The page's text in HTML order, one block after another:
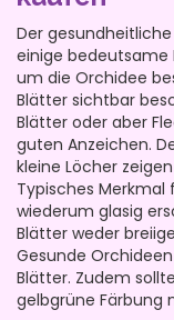
Der
einige bedeutsame
um die Orchidee
Blätter sichtbar
Blätter oder aber
guten Anzeichen.
kleine Löcher
Typisches Merkmal
wiederum glasig
Blätter weder
Gesunde
Blätter. Zudem
gelbgrüne Färbung